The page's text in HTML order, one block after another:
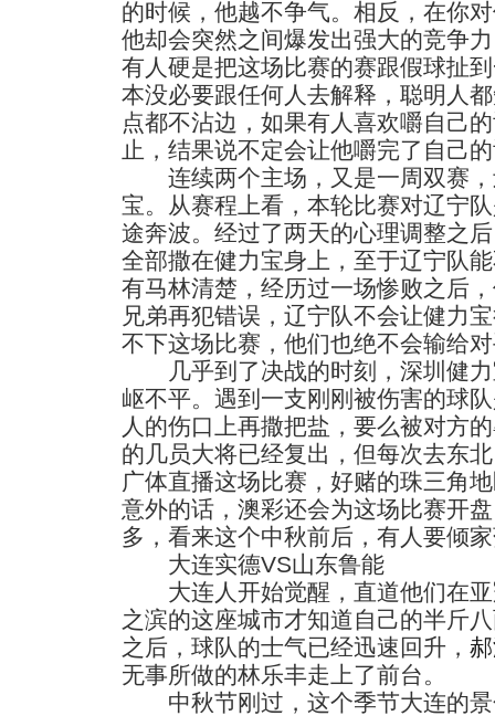
的时候，他越不争气。相反，在你
他却会突然之间爆发出强大的竞争
有人硬是把这场比赛的赛跟假球扯
本没必要跟任何人去解释，聪明人
点都不沾边，如果有人喜欢嚼自己
止，结果说不定会让他嚼完了自己
连续两个主场，又是一周双赛，
宝。从赛程上看，本轮比赛对辽宁
途奔波。经过了两天的心理调整之
全部撒在健力宝身上，至于辽宁队
有马林清楚，经历过一场惨败之后
兄弟再犯错误，辽宁队不会让健力
不下这场比赛，他们也绝不会输给
几乎到了决战的时刻，深圳健力
岖不平。遇到一支刚刚被伤害的球
人的伤口上再撒把盐，要么被对方
的几员大将已经复出，但每次去东
广体直播这场比赛，好赌的珠三角
意外的话，澳彩还会为这场比赛开
多，看来这个中秋前后，有人要倾
大连实德VS山东鲁能
大连人开始觉醒，直道他们在亚
之滨的这座城市才知道自己的半斤
之后，球队的士气已经迅速回升，
无事所做的林乐丰走上了前台。
中秋节刚过，这个季节大连的景